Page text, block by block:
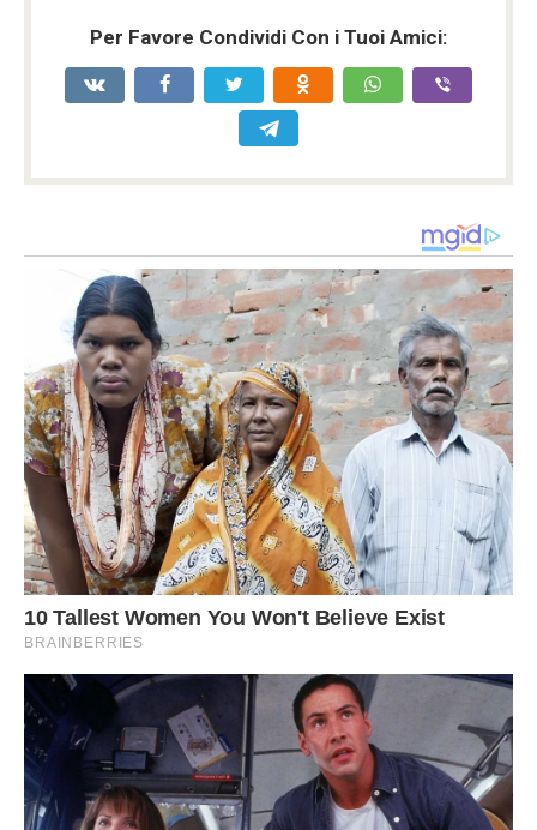
Per Favore Condividi Con i Tuoi Amici: